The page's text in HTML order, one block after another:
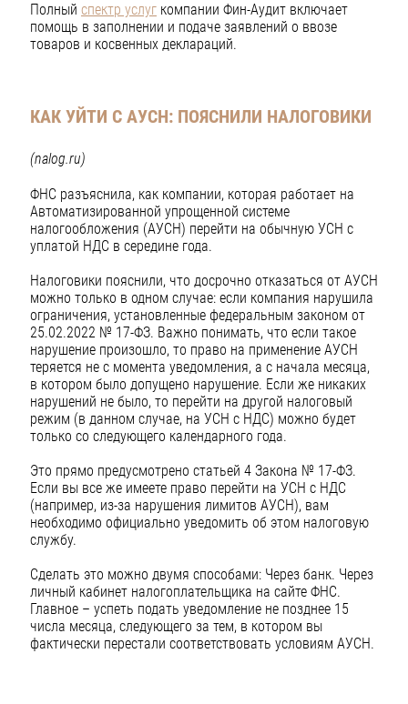
Полный спектр услуг компании Фин-Аудит включает
помощь в заполнении и подаче заявлений о ввозе
товаров и косвенных деклараций.
КАК УЙТИ С АУСН: ПОЯСНИЛИ НАЛОГОВИКИ
(nalog.ru)
ФНС разъяснила, как компании, которая работает на
Автоматизированной упрощенной системе
налогообложения (АУСН) перейти на обычную УСН с
уплатой НДС в середине года.
Налоговики пояснили, что досрочно отказаться от АУСН
можно только в одном случае: если компания нарушила
ограничения, установленные федеральным законом от
25.02.2022 № 17-ФЗ. Важно понимать, что если такое
нарушение произошло, то право на применение АУСН
теряется не с момента уведомления, а с начала месяца,
в котором было допущено нарушение. Если же никаких
нарушений не было, то перейти на другой налоговый
режим (в данном случае, на УСН с НДС) можно будет
только со следующего календарного года.
Это прямо предусмотрено статьей 4 Закона № 17-ФЗ.
Если вы все же имеете право перейти на УСН с НДС
(например, из-за нарушения лимитов АУСН), вам
необходимо официально уведомить об этом налоговую
службу.
Сделать это можно двумя способами: Через банк. Через
личный кабинет налогоплательщика на сайте ФНС.
Главное – успеть подать уведомление не позднее 15
числа месяца, следующего за тем, в котором вы
фактически перестали соответствовать условиям АУСН.